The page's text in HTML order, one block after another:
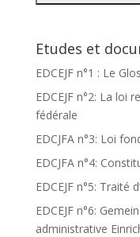
Etudes et
EDCEJF n°1 : Le
EDCEJF n°2: La loi
fédérale
EDCJFA n°3: Loi
EDCJFA n°4:
EDCEJF n°5: Traité
EDCEJF n°6:
administrative